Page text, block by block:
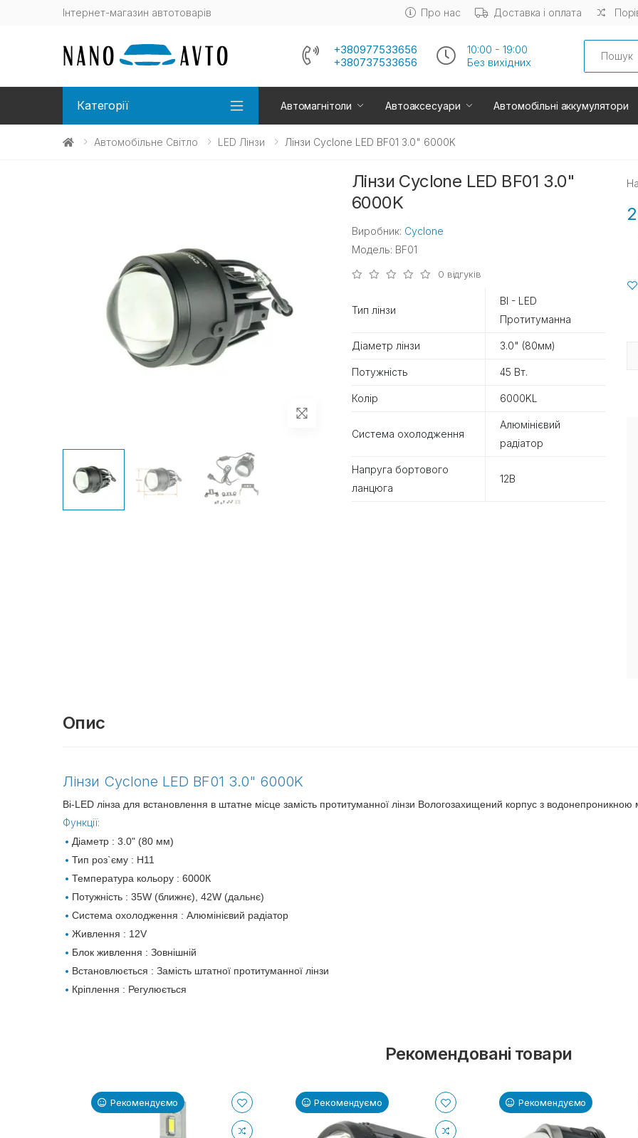
Інтернет-магазин автотоварів Про нас Доставка і оплата
+380977533656
+380737533656
10:00 - 19:00
Без вихiдних
Search
Категорії Автомагнітоли Автоаксесуари Автомобільні аккумулятори
Автомобільне Світло LED Лінзи Лінзи Cyclone LED BF01 3.0" 6000K
Лінзи Cyclone LED BF01 3.0"
6000K
Виробник: Cyclone
Модель: BF01
0 відгуків
Тип лінзи
BI - LED
Протитуманна
Діаметр лінзи 3.0" (80мм)
Потужність 45 Вт.
Колір 6000KL
Система охолодження
Алюмінієвий
радіатор
Напруга бортового
ланцюга
12В
Опис
Лінзи Cyclone LED BF01 3.0" 6000K
Bi-LED лінза для встановлення в штатне місце замість протитуманної лінзи Вологозахищений корпус з
Функції:
Діаметр : 3.0" (80 мм)
Тип роз`єму : Н11
Температура кольору : 6000К
Потужність : 35W (ближнє), 42W (дальнє)
Система охолодження : Алюмінієвий радіатор
Живлення : 12V
Блок живлення : Зовнішній
Встановлюється : Замість штатної протитуманної лінзи
Кріплення : Регулюється
Рекомендовані товари
Рекомендуємо Рекомендуємо Рекомендуємо